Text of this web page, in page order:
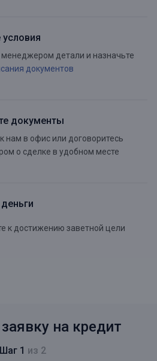
менеджером детали и назначьте
документов
документы
нам в офис или договоритесь
о сделке в удобном месте
к достижению заветной цели
на кредит
Шаг 1 из 2